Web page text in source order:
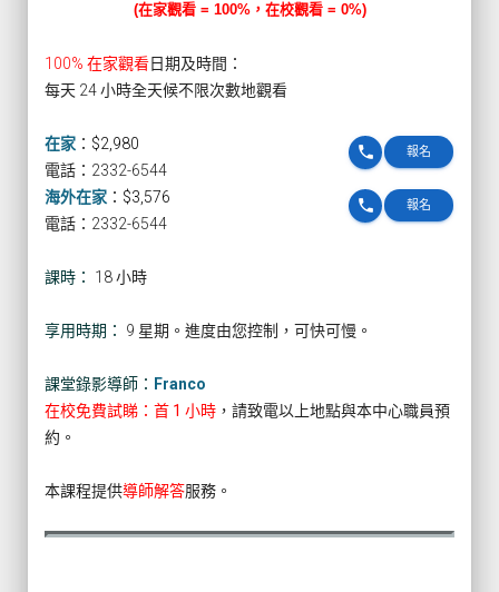
(在家觀看 = 100%，在校觀看 = 0%)
100% 在家觀看日期及時間：
每天 24 小時全天候不限次數地觀看
在家 ： $2,980 報名
phone
電話：2332-6544
海外在家 ： $3,576 報名
phone
電話：2332-6544
課時： 18 小時
享用時期： 9 星期。進度由您控制，可快可慢。
課堂錄影導師： Franco
在校免費試睇：首 1 小時 ，請致電以上地點與本中心職員預
約。
本課程提供導師解答服務。